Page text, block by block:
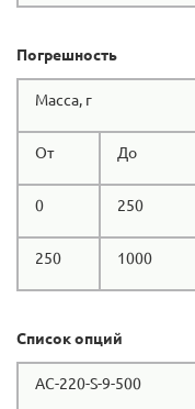
Погрешность
Масса, г
От
До
0 250
250 1000
Список опций
AC-220-S-9-500